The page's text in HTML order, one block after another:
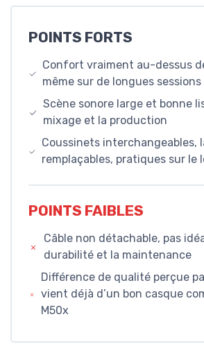
POINTS FORTS
Confort vraiment au-dessus
même sur de longues sessions
Scène sonore large et bonne
mixage et la production
Coussinets interchangeables,
remplaçables, pratiques sur le
POINTS FAIBLES
Câble non détachable, pas
durabilité et la maintenance
Différence de qualité perçue
vient déjà d’un bon casque
M50x